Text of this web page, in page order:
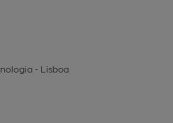
- Lisboa